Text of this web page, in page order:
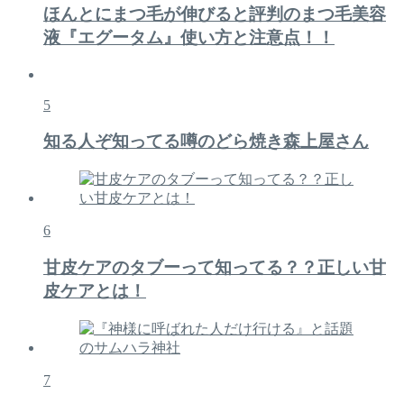
ほんとにまつ毛が伸びると評判のまつ毛美容
液『エグータム』使い方と注意点！！
5
知る人ぞ知ってる噂のどら焼き森上屋さん
6
甘皮ケアのタブーって知ってる？？正しい甘
皮ケアとは！
7